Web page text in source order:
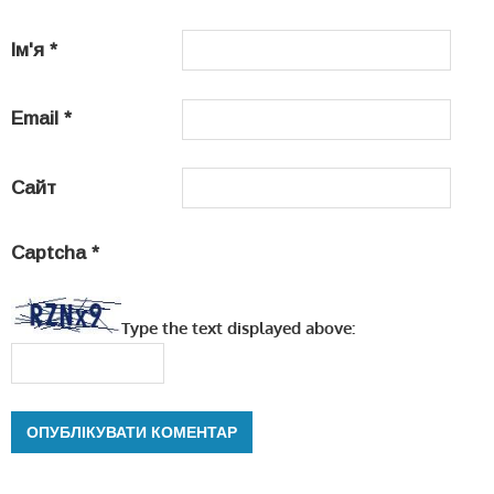
Ім'я *
Email *
Сайт
Captcha *
Type the text displayed above: